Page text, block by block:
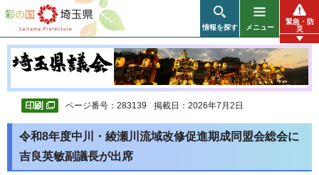
彩の国 埼玉県
情報を探す メニュー
緊急・防
災
ページ番号：283139 掲載日：2026年7月2日
令和8年度中川・綾瀬川流域改修促進期成同盟会総会に
吉良英敏副議長が出席